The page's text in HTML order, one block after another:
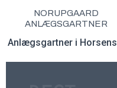
NORUPGAARD
ANLÆGSGARTNER
Anlægsgartner i Horsens